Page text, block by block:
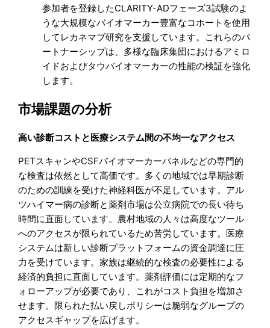
参加者を登録したCLARITY-ADフェーズ3試験のよ
うな大規模なバイオマーカー豊富なコホートを使用
してレカネマブ研究を支援しています。これらのパ
ートナーシップは、多様な臨床集団におけるアミロ
イドおよびタウバイオマーカーの性能の検証を強化
します。
市場課題の分析
高い診断コストと医療システム間の不均一なアクセス
PETスキャンやCSFバイオマーカーパネルなどの専門的
な検査は依然として高価です。多くの地域では早期診断
のための訓練を受けた神経科医が不足しています。アル
ツハイマー病の診断と薬剤市場は公立病院での長い待ち
時間に直面しています。農村地域の人々は高度なツール
へのアクセスが限られているため苦労しています。医療
システムは新しい診断プラットフォームの資金調達に圧
力を受けています。家族は継続的な検査の必要性による
経済的負担に直面しています。薬剤評価には定期的なフ
ォローアップが必要であり、これがコスト負担を増加さ
せます。限られた払い戻しポリシーは脆弱なグループの
アクセスギャップを広げます。